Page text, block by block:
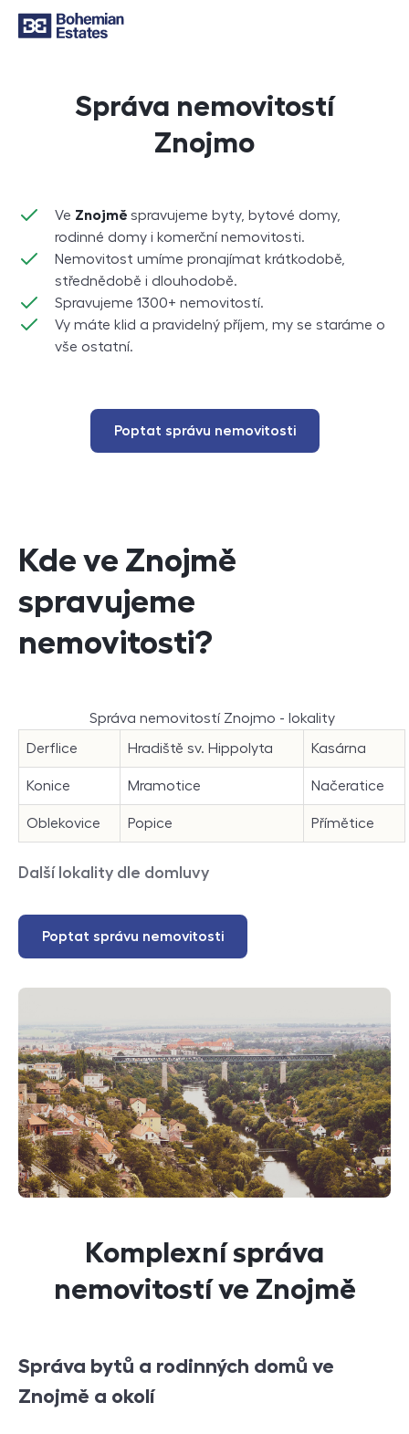
Správa nemovitostí
Znojmo
Ve Znojmě spravujeme byty, bytové domy,
rodinné domy i komerční nemovitosti.
Nemovitost umíme pronajímat krátkodobě,
střednědobě i dlouhodobě.
Spravujeme 1300+ nemovitostí.
Vy máte klid a pravidelný příjem, my se staráme o
vše ostatní.
Poptat správu nemovitosti
Kde ve Znojmě
spravujeme
nemovitosti?
Správa nemovitostí Znojmo - lokality
Derflice Hradiště sv. Hippolyta Kasárna
Konice Mramotice Načeratice
Oblekovice Popice Přímětice
Další lokality dle domluvy
Poptat správu nemovitosti
Komplexní správa
nemovitostí ve Znojmě
Správa bytů a rodinných domů ve
Znojmě a okolí